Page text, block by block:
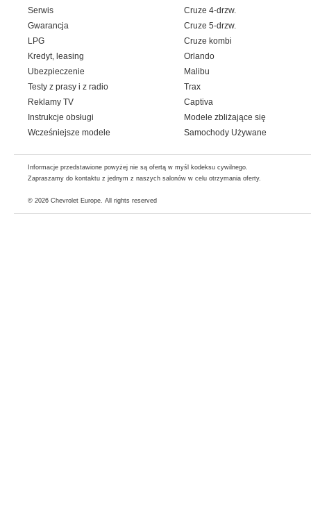
Serwis
Gwarancja
LPG
Kredyt, leasing
Ubezpieczenie
Testy z prasy i z radio
Reklamy TV
Instrukcje obsługi
Wcześniejsze modele
Cruze 4-drzw.
Cruze 5-drzw.
Cruze kombi
Orlando
Malibu
Trax
Captiva
Modele zbliżające się
Samochody Używane
Informacje przedstawione powyżej nie są ofertą w myśl kodeksu cywilnego.
Zapraszamy do kontaktu z jednym z naszych salonów w celu otrzymania oferty.
© 2026 Chevrolet Europe. All rights reserved